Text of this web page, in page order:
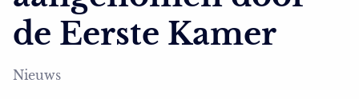
de Eerste Kamer
Nieuws